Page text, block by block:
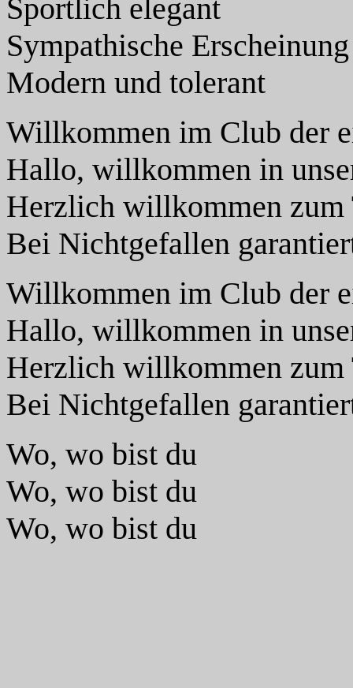
Sportlich elegant
Sympathische Erscheinung
Modern und tolerant
Willkommen im Club der
Hallo, willkommen in
Herzlich willkommen zum
Bei Nichtgefallen
Willkommen im Club der
Hallo, willkommen in
Herzlich willkommen zum
Bei Nichtgefallen
Wo, wo bist du
Wo, wo bist du
Wo, wo bist du